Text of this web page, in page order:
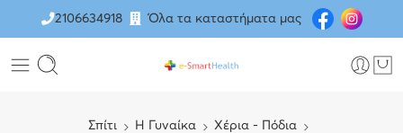
2106634918 Όλα τα καταστήματα μας
Σπίτι H Γυναίκα Χέρια - Πόδια